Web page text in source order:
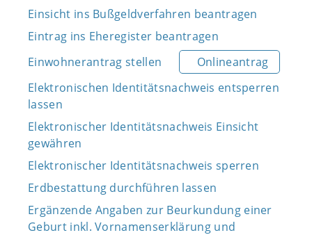
Einsicht ins Bußgeldverfahren beantragen
Eintrag ins Eheregister beantragen
Einwohnerantrag stellen
Onlineantrag
Elektronischen Identitätsnachweis entsperren
lassen
Elektronischer Identitätsnachweis Einsicht
gewähren
Elektronischer Identitätsnachweis sperren
Erdbestattung durchführen lassen
Ergänzende Angaben zur Beurkundung einer
Geburt inkl. Vornamenserklärung und